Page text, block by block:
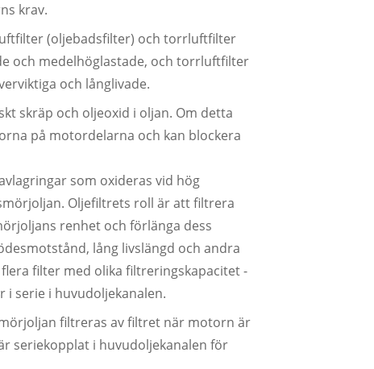
krav.
(oljebadsfilter) och torrluftfilter
och medelhöglastade, och torrluftfilter
och långlivade.
skräp och oljeoxid i oljan. Om detta
på motordelarna och kan blockera
som oxideras vid hög
Oljefiltrets roll är att filtrera
renhet och förlänga dess
lång livslängd och andra
filter med olika filtreringskapacitet -
serie i huvudoljekanalen.
filtreras av filtret när motorn är
seriekopplat i huvudoljekanalen för